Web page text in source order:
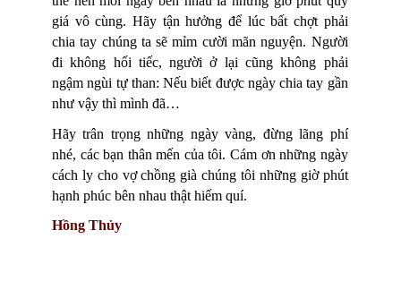
giá vô cùng. Hãy tận hưởng để lúc bất chợt phải
chia tay chúng ta sẽ mỉm cười mãn nguyện. Người
đi không hối tiếc, người ở lại cũng không phải
ngậm ngùi tự than: Nếu biết được ngày chia tay gần
như vậy thì mình đã…
Hãy trân trọng những ngày vàng, đừng lãng phí
nhé, các bạn thân mến của tôi. Cám ơn những ngày
cách ly cho vợ chồng già chúng tôi những giờ phút
hạnh phúc bên nhau thật hiếm quí.
Hồng Thủy